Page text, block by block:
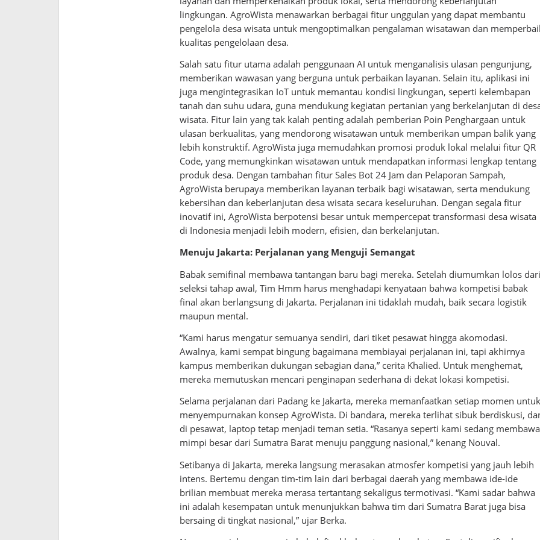
lingkungan. AgroWista menawarkan berbagai fitur unggulan yang dapat membantu
pengelola desa wisata untuk mengoptimalkan pengalaman wisatawan dan
kualitas pengelolaan desa.
Salah satu fitur utama adalah penggunaan AI untuk menganalisis ulasan pengunjung,
memberikan wawasan yang berguna untuk perbaikan layanan. Selain itu, aplikasi ini
juga mengintegrasikan IoT untuk memantau kondisi lingkungan, seperti kelembapan
tanah dan suhu udara, guna mendukung kegiatan pertanian yang berkelanjutan di
wisata. Fitur lain yang tak kalah penting adalah pemberian Poin Penghargaan untuk
ulasan berkualitas, yang mendorong wisatawan untuk memberikan umpan balik yang
lebih konstruktif. AgroWista juga memudahkan promosi produk lokal melalui fitur QR
Code, yang memungkinkan wisatawan untuk mendapatkan informasi lengkap tentang
produk desa. Dengan tambahan fitur Sales Bot 24 Jam dan Pelaporan Sampah,
AgroWista berupaya memberikan layanan terbaik bagi wisatawan, serta mendukung
kebersihan dan keberlanjutan desa wisata secara keseluruhan. Dengan segala fitur
inovatif ini, AgroWista berpotensi besar untuk mempercepat transformasi desa wisata
di Indonesia menjadi lebih modern, efisien, dan berkelanjutan.
Menuju Jakarta: Perjalanan yang Menguji Semangat
Babak semifinal membawa tantangan baru bagi mereka. Setelah diumumkan lolos dari
seleksi tahap awal, Tim Hmm harus menghadapi kenyataan bahwa kompetisi babak
final akan berlangsung di Jakarta. Perjalanan ini tidaklah mudah, baik secara logistik
maupun mental.
“Kami harus mengatur semuanya sendiri, dari tiket pesawat hingga akomodasi.
Awalnya, kami sempat bingung bagaimana membiayai perjalanan ini, tapi akhirnya
kampus memberikan dukungan sebagian dana,” cerita Khalied. Untuk menghemat,
mereka memutuskan mencari penginapan sederhana di dekat lokasi kompetisi.
Selama perjalanan dari Padang ke Jakarta, mereka memanfaatkan setiap momen untuk
menyempurnakan konsep AgroWista. Di bandara, mereka terlihat sibuk berdiskusi,
di pesawat, laptop tetap menjadi teman setia. “Rasanya seperti kami sedang membawa
mimpi besar dari Sumatra Barat menuju panggung nasional,” kenang Nouval.
Setibanya di Jakarta, mereka langsung merasakan atmosfer kompetisi yang jauh lebih
intens. Bertemu dengan tim-tim lain dari berbagai daerah yang membawa ide-ide
brilian membuat mereka merasa tertantang sekaligus termotivasi. “Kami sadar bahwa
ini adalah kesempatan untuk menunjukkan bahwa tim dari Sumatra Barat juga bisa
bersaing di tingkat nasional,” ujar Berka.